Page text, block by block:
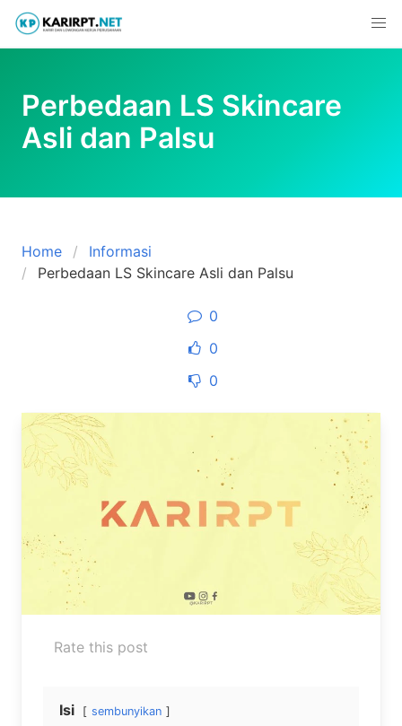
Skip
content
Perbedaan LS Skincare
Asli dan Palsu
Home
Informasi
Perbedaan LS Skincare Asli dan Palsu
0
0
0
Rate this post
Isi sembunyikan